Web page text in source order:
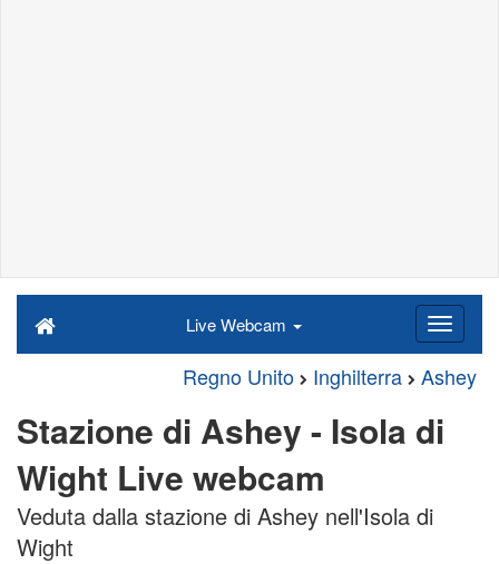
Live Webcam
Regno Unito Inghilterra Ashey
Stazione di Ashey - Isola di
Wight Live webcam
Veduta dalla stazione di Ashey nell'Isola di
Wight